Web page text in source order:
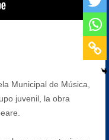
Municipal de Música,
juvenil, la obra